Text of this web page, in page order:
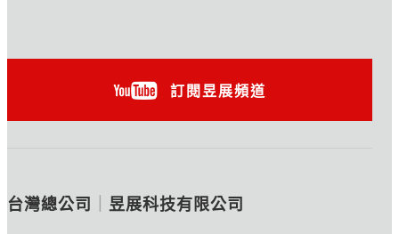
訂閱昱展頻道
台灣總公司 昱展科技有限公司